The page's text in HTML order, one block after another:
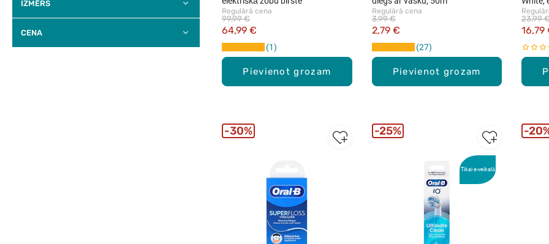
IZMĒRS
CENA
Pievienot grozam
Regulārā cena
64,99 €
99,99 €
1
Pievienot grozam
Regulārā cena
2,79 €
3,99 €
27
16,79
23,99
30%
Tikai e-veikalā
25%